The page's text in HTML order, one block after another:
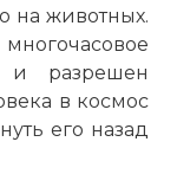
на животных.
и разрешен
в космос
его назад